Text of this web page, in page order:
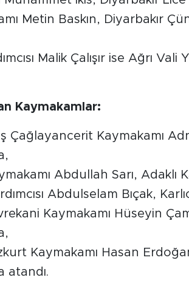
Metin Baskın, Diyarbakır
Malik Çalışır ise Ağrı Vali
Kaymakamlar:
Çağlayancerit Kaymakamı
Abdullah Sarı, Adaklı
Abdulselam Bıçak,
Kaymakamı Hüseyin
Kaymakamı Hasan
atandı.